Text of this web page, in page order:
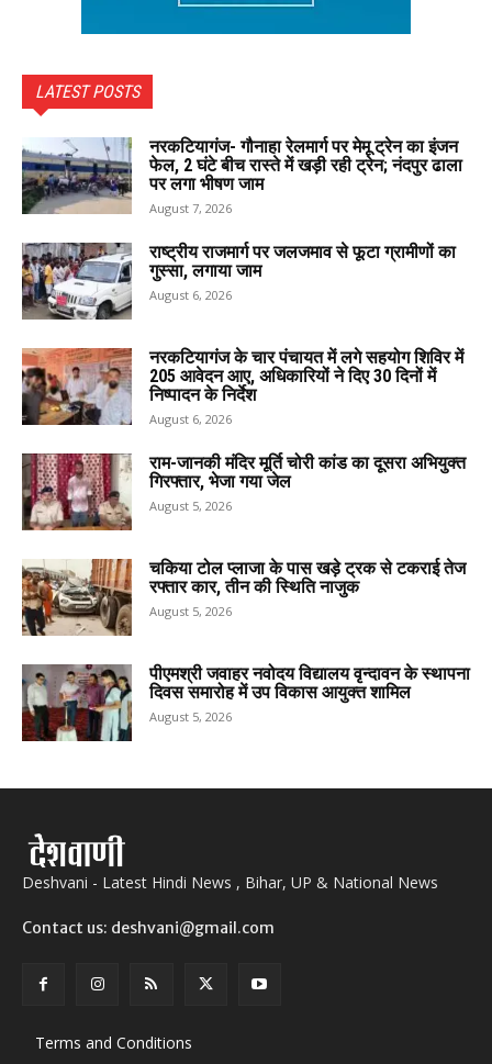
LATEST POSTS
नरकटियागंज- गौनाहा रेलमार्ग पर मेमू ट्रेन का इंजन
फेल, 2 घंटे बीच रास्ते में खड़ी रही ट्रेन; नंदपुर ढाला
पर लगा भीषण जाम
August 7, 2026
राष्ट्रीय राजमार्ग पर जलजमाव से फूटा ग्रामीणों का
गुस्सा, लगाया जाम
August 6, 2026
नरकटियागंज के चार पंचायत में लगे सहयोग शिविर में
205 आवेदन आए, अधिकारियों ने दिए 30 दिनों में
निष्पादन के निर्देश
August 6, 2026
राम-जानकी मंदिर मूर्ति चोरी कांड का दूसरा अभियुक्त
गिरफ्तार, भेजा गया जेल
August 5, 2026
चकिया टोल प्लाजा के पास खड़े ट्रक से टकराई तेज
रफ्तार कार, तीन की स्थिति नाजुक
August 5, 2026
पीएमश्री जवाहर नवोदय विद्यालय वृन्दावन के स्थापना
दिवस समारोह में उप विकास आयुक्त शामिल
August 5, 2026
Deshvani - Latest Hindi News , Bihar, UP & National News
Contact us: deshvani@gmail.com
Terms and Conditions